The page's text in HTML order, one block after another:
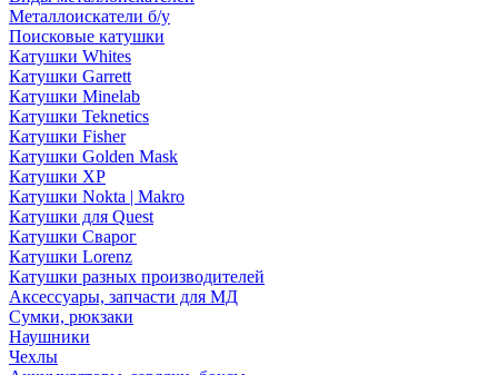
Металлоискатели б/у
Поисковые катушки
Катушки Whites
Катушки Garrett
Катушки Minelab
Катушки Teknetics
Катушки Fisher
Катушки Golden Mask
Катушки XP
Катушки Nokta | Makro
Катушки для Quest
Катушки Сварог
Катушки Lorenz
Катушки разных производителей
Аксессуары, запчасти для МД
Сумки, рюкзаки
Наушники
Чехлы